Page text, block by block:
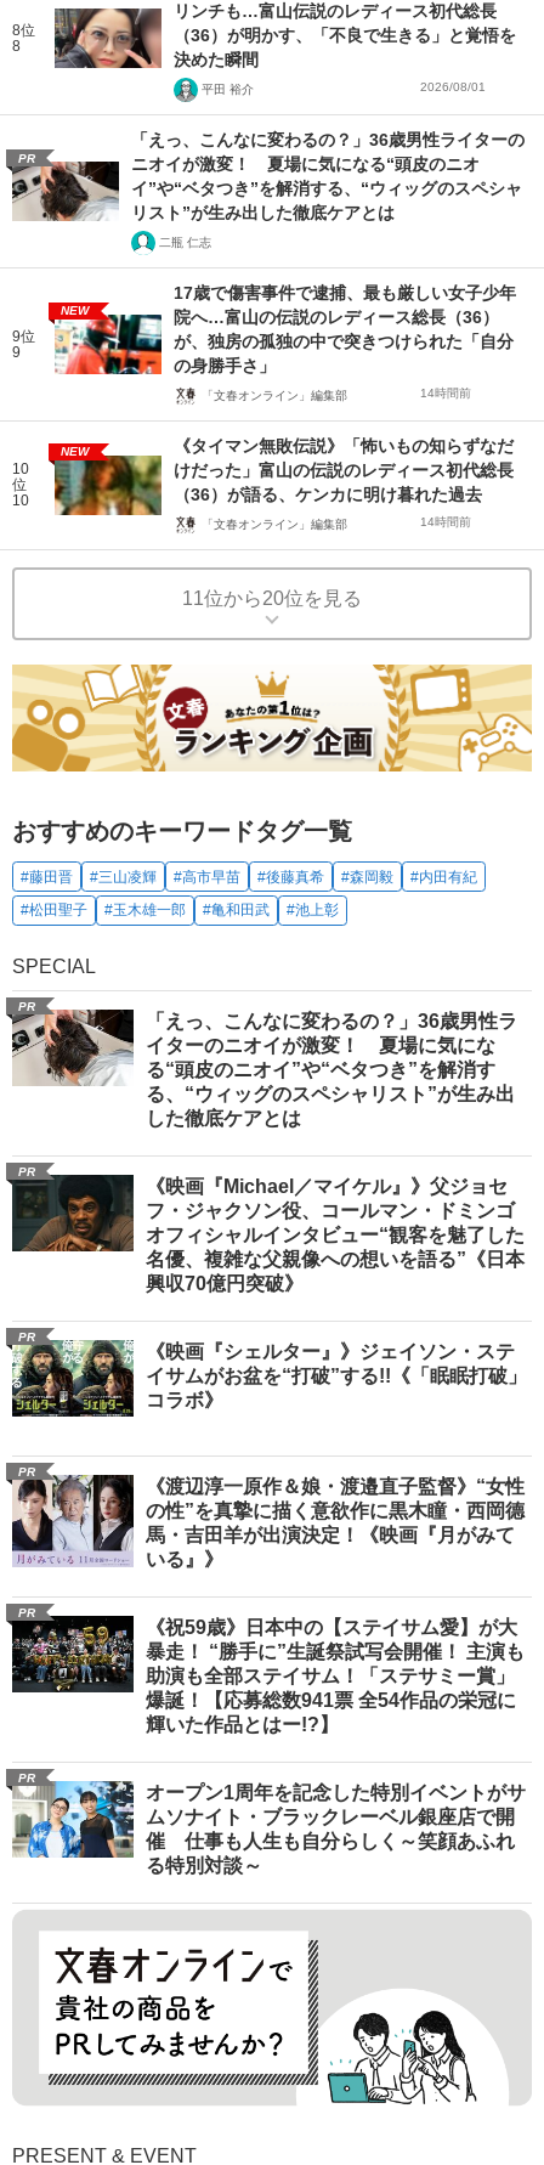
8位
8
リンチも…富山伝説のレディース初代総長
（36）が明かす、「不良で生きる」と覚悟を
決めた瞬間
平田 裕介 2026/08/01
PR
「えっ、こんなに変わるの？」36歳男性ライターの
ニオイが激変！ 夏場に気になる“頭皮のニオ
イ”や“ベタつき”を解消する、“ウィッグのスペシャ
リスト”が生み出した徹底ケアとは
二瓶 仁志
9位
9
NEW
17歳で傷害事件で逮捕、最も厳しい女子少年
院へ…富山の伝説のレディース総長（36）
が、独房の孤独の中で突きつけられた「自分
の身勝手さ」
「文春オンライン」編集部 14時間前
10
位
10
NEW
《タイマン無敗伝説》「怖いもの知らずなだ
けだった」富山の伝説のレディース初代総長
（36）が語る、ケンカに明け暮れた過去
「文春オンライン」編集部 14時間前
11位から20位を見る
おすすめのキーワードタグ一覧
#藤田晋 #三山凌輝 #高市早苗 #後藤真希 #森岡毅
#内田有紀
#松田聖子
#玉木雄一郎 #亀和田武 #池上彰
SPECIAL
PR
「えっ、こんなに変わるの？」36歳男性ラ
イターのニオイが激変！ 夏場に気にな
る“頭皮のニオイ”や“ベタつき”を解消す
る、“ウィッグのスペシャリスト”が生み出
した徹底ケアとは
PR
《映画『Michael／マイケル』》父ジョセ
フ・ジャクソン役、コールマン・ドミンゴ
オフィシャルインタビュー“観客を魅了した
名優、複雑な父親像への想いを語る”《日本
興収70億円突破》
PR
《映画『シェルター』》ジェイソン・ステ
イサムがお盆を“打破”する!!《「眠眠打破」
コラボ》
PR
《渡辺淳一原作＆娘・渡邉直子監督》“女性
の性”を真摯に描く意欲作に黒木瞳・西岡德
馬・吉田羊が出演決定！《映画『月がみて
いる』》
PR
《祝59歳》日本中の【ステイサム愛】が大
暴走！ “勝手に”生誕祭試写会開催！ 主演も
助演も全部ステイサム！「ステサミー賞」
爆誕！【応募総数941票 全54作品の栄冠に
輝いた作品とはー!?】
PR
オープン1周年を記念した特別イベントがサ
ムソナイト・ブラックレーベル銀座店で開
催 仕事も人生も自分らしく～笑顔あふれ
る特別対談～
PRESENT & EVENT